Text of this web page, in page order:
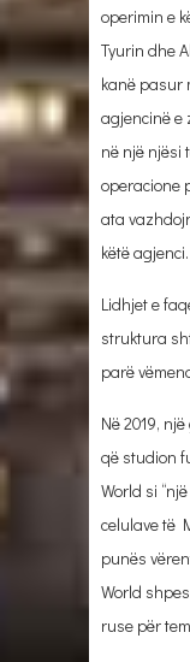
operimin e
Tyurin dhe
kanë pasur
agjencinë e
në një njësi
operacione
ata
këtë agjenci.
Lidhjet e
struktura
parë
Në 2019,
që studion
World si
celulave të
punës
World
ruse për